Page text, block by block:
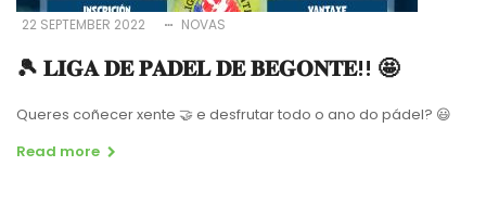
22 SEPTEMBER 2022 NOVAS
🎾 𝐋𝐈𝐆𝐀 𝐃𝐄 𝐏𝐀𝐃𝐄𝐋 𝐃𝐄 𝐁𝐄𝐆𝐎𝐍𝐓𝐄!! 🤩
Queres coñecer xente 🤝 e desfrutar todo o ano do pádel? 😃
Read more